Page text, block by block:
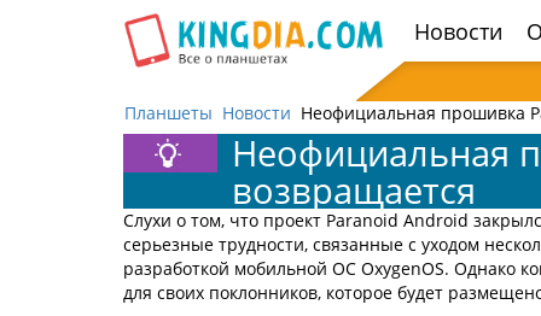
навигацию
Новости
Планшеты Новости Неофициальная прошивка
Неофициальная
возвращается
Слухи о том, что проект Paranoid Android
серьезные трудности, связанные с уходом
разработкой мобильной ОС OxygenOS. Однако
для своих поклонников, которое будет